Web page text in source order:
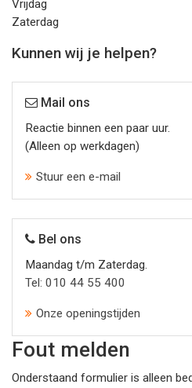
Vrijdag
Zaterdag
Kunnen wij je helpen?
Mail ons
Reactie binnen een paar uur.
(Alleen op werkdagen)
Stuur een e-mail
Bel ons
Maandag t/m Zaterdag.
Tel: 010 44 55 400
Onze openingstijden
Fout melden
Onderstaand formulier is alleen